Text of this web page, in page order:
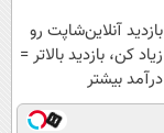
بازدید آنلاین‌شاپت رو
زیاد کن، بازدید بالاتر =
درآمد بیشتر